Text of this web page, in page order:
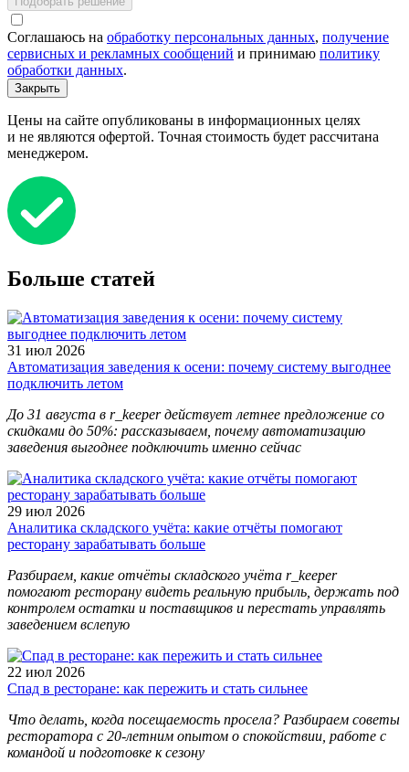
Соглашаюсь на обработку персональных данных, получение
сервисных и рекламных сообщений и принимаю политику
обработки данных.
Закрыть
Цены на сайте опубликованы в информационных целях
и не являются офертой. Точная стоимость будет рассчитана
менеджером.
Больше статей
31 июл 2026
Автоматизация заведения к осени: почему систему выгоднее
подключить летом
До 31 августа в r_keeper действует летнее предложение со
скидками до 50%: рассказываем, почему автоматизацию
заведения выгоднее подключить именно сейчас
29 июл 2026
Аналитика складского учёта: какие отчёты помогают
ресторану зарабатывать больше
Разбираем, какие отчёты складского учёта r_keeper
помогают ресторану видеть реальную прибыль, держать под
контролем остатки и поставщиков и перестать управлять
заведением вслепую
22 июл 2026
Спад в ресторане: как пережить и стать сильнее
Что делать, когда посещаемость просела? Разбираем советы
ресторатора с 20-летним опытом о спокойствии, работе с
командой и подготовке к сезону